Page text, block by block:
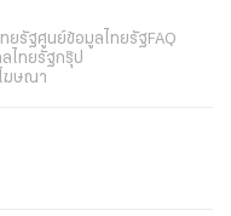
ยรัฐศูนย์ข้อมูลไทยรัฐFAQ
ไทยรัฐกรุ๊ป
ฆษณา